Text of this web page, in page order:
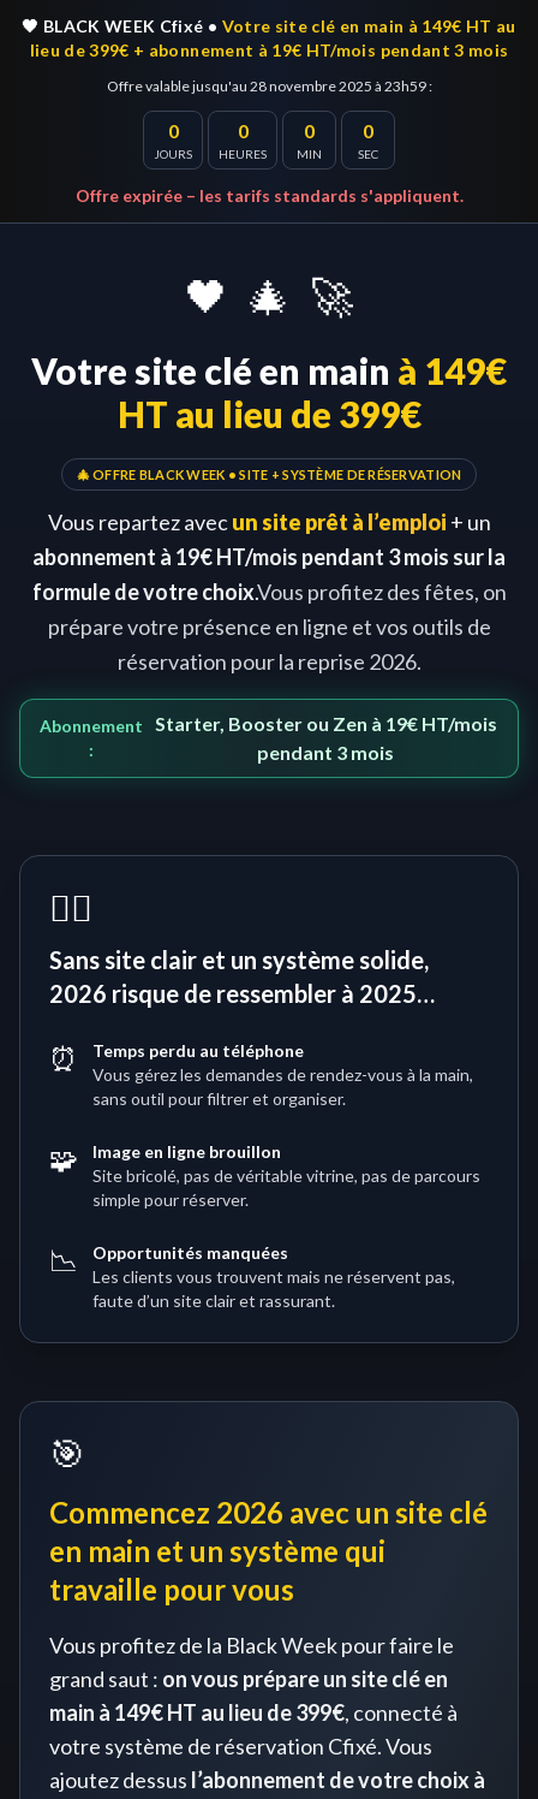
🖤 BLACK WEEK Cfixé • Votre site clé en main à 149€ HT au
lieu de 399€ + abonnement à 19€ HT/mois pendant 3 mois
Offre valable jusqu'au 28 novembre 2025 à 23h59 :
0
JOURS
0
HEURES
0
MIN
0
SEC
Offre expirée – les tarifs standards s'appliquent.
🖤 🎄 🚀
Votre site clé en main à 149€
HT au lieu de 399€
🎄 OFFRE BLACK WEEK • SITE + SYSTÈME DE RÉSERVATION
Vous repartez avec un site prêt à l’emploi + un
abonnement à 19€ HT/mois pendant 3 mois sur la
formule de votre choix.Vous profitez des fêtes, on
prépare votre présence en ligne et vos outils de
réservation pour la reprise 2026.
Abonnement
:
Starter, Booster ou Zen à 19€ HT/mois
pendant 3 mois
😵‍💫
Sans site clair et un système solide,
2026 risque de ressembler à 2025…
⏰
Temps perdu au téléphone
Vous gérez les demandes de rendez-vous à la main,
sans outil pour filtrer et organiser.
🧩
Image en ligne brouillon
Site bricolé, pas de véritable vitrine, pas de parcours
simple pour réserver.
📉
Opportunités manquées
Les clients vous trouvent mais ne réservent pas,
faute d’un site clair et rassurant.
🎯
Commencez 2026 avec un site clé
en main et un système qui
travaille pour vous
Vous profitez de la Black Week pour faire le
grand saut : on vous prépare un site clé en
main à 149€ HT au lieu de 399€, connecté à
votre système de réservation Cfixé. Vous
ajoutez dessus l’abonnement de votre choix à